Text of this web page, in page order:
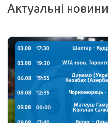
Актуальні новини